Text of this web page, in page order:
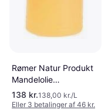
Rømer Natur Produkt
Mandelolie
Massageolie 1000ml
138 kr.138,00 kr./L
Eller 3 betalinger af 46 kr.